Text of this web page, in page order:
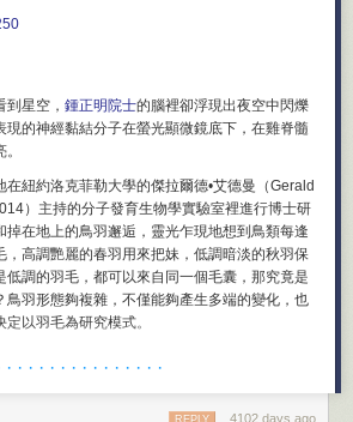
去责备制定计划的行为本身。你更应考虑的
种可能要毕生实践才会精通的技能。
用什么工具？
人不认可我的看法，这毫无问题。下面全都是我
人观点。
软件的标语就该是：“By Golgafrinchans, for
古人用）”（Golgafrinchan是科幻小说《银河系
类祖先，Steve在此用于讽刺。译者注 ）”。我
。我非其中一员。Outlook的最大问题就是太缺
超过一周时间。假如你还不知道Golgafrinchan是
，纸质和软件版本都是如此。再次说明，它的问
苹果手表。我并不是一个脾气粗暴并且守旧的
技的价值所在。我的工作和生活的大部分时间
学生萨德·斯塔纳制造了一台屏幕可挂在眼镜上的
一戴就是很多年
Invisibilia》（美国国家公共电台的一个非常有趣
90年代麻省理工学院一名学生的精彩故事。他研
歌眼镜并且佩戴多年。他用这台戴在脸上的电脑
及与每个人的交往，就像给每段关系创建了一个
萨德·斯塔纳。他并不认为以这样一种方式依赖
生负面影响，反而觉得会改善社交生活，让自
数不胜数。科技能够帮人交到新朋友，赋予无法
开一扇门，通往一个充满各种可能性的新世界。
星空， 鍾正明院士的腦裡卻浮現出夜空中閃爍
現的神經黏結分子在螢光顯微鏡底下，在雞脊髓
紐約洛克菲勒大學的傑拉爾德•艾德曼（Gerald
）主持的分子發育生物學實驗室裡進行博士研
掉在地上的鳥羽邂逅，靈光乍現地想到鳥類每逢
，高調艷麗的春羽用來把妹，低調暗淡的秋羽保
低調的羽毛，都可以來自同一個毛囊，那究竟是
鳥羽形態夠複雜，不僅能夠產生多端的變化，也
以羽毛為研究模式。
故遠赴洛克斐勒大學攻讀基礎醫學，在諾貝爾生
· · · · · · · · · · · · · · ·
4102 days ago
REPLY